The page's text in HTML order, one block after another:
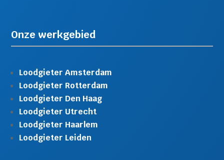
Onze werkgebied
Loodgieter Amsterdam
Loodgieter Rotterdam
Loodgieter Den Haag
Loodgieter Utrecht
Loodgieter Haarlem
Loodgieter Leiden